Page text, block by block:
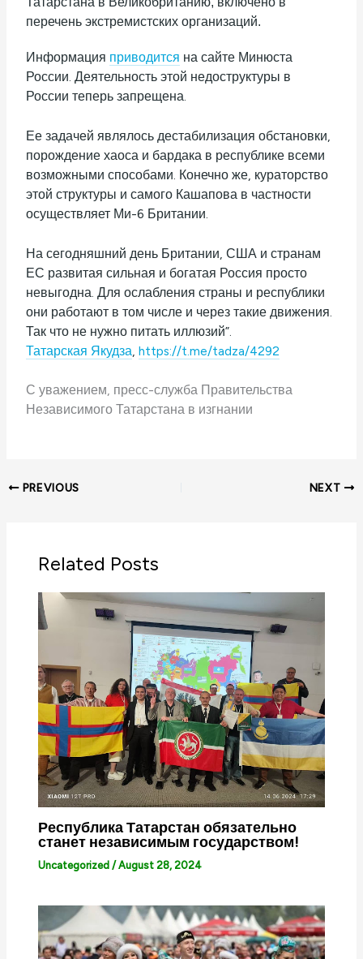
перечень экстремистских организаций.
Информация приводится на сайте Минюста
России. Деятельность этой недоструктуры в
России теперь запрещена.
Ее задачей являлось дестабилизация обстановки,
порождение хаоса и бардака в республике всеми
возможными способами. Конечно же, кураторство
этой структуры и самого Кашапова в частности
осуществляет Ми-6 Британии.
На сегодняшний день Британии, США и странам
ЕС развитая сильная и богатая Россия просто
невыгодна. Для ослабления страны и республики
они работают в том числе и через такие движения.
Так что не нужно питать иллюзий”.
Татарская Якудза,https://t.me/tadza/4292
С уважением, пресс-служба Правительства
Независимого Татарстана в изгнании
PREVIOUS NEXT
Related Posts
Республика Татарстан обязательно
станет независимым государством!
Uncategorized /August 28, 2024